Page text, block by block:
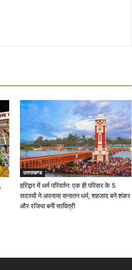
उत्तराखण्ड
हरिद्वार में धर्म परिवर्तन: एक ही परिवार के 5
सदस्यों ने अपनाया सनातन धर्म, शहजाद बने शंकर
और रजिया बनी सावित्री